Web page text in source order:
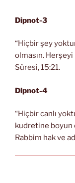
Dipnot-3
“Hiçbir şey
olmasın.
Sûresi, 15:21.
Dipnot-4
“Hiçbir canlı
kudretine boyun
Rabbim hak ve